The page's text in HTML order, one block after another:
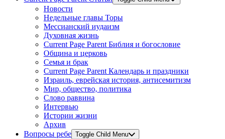
Новости
Недельные главы Торы
Мессианский иудаизм
Духовная жизнь
Current Page Parent Библия и богословие
Община и церковь
Семья и брак
Current Page Parent Календарь и праздники
Израиль, еврейская история, антисемитизм
Мир, общество, политика
Слово раввина
Интервью
Истории жизни
Архив
Вопросы ребе Toggle Child Menu